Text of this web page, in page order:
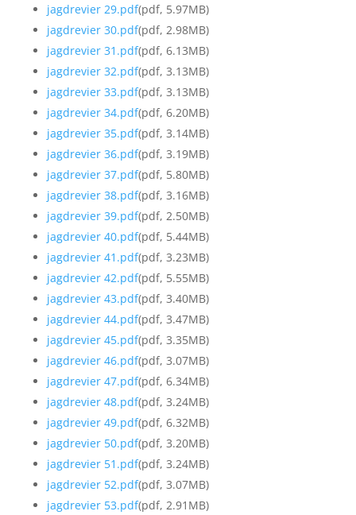
jagdrevier 29.pdf(pdf, 5.97MB)
jagdrevier 30.pdf(pdf, 2.98MB)
jagdrevier 31.pdf(pdf, 6.13MB)
jagdrevier 32.pdf(pdf, 3.13MB)
jagdrevier 33.pdf(pdf, 3.13MB)
jagdrevier 34.pdf(pdf, 6.20MB)
jagdrevier 35.pdf(pdf, 3.14MB)
jagdrevier 36.pdf(pdf, 3.19MB)
jagdrevier 37.pdf(pdf, 5.80MB)
jagdrevier 38.pdf(pdf, 3.16MB)
jagdrevier 39.pdf(pdf, 2.50MB)
jagdrevier 40.pdf(pdf, 5.44MB)
jagdrevier 41.pdf(pdf, 3.23MB)
jagdrevier 42.pdf(pdf, 5.55MB)
jagdrevier 43.pdf(pdf, 3.40MB)
jagdrevier 44.pdf(pdf, 3.47MB)
jagdrevier 45.pdf(pdf, 3.35MB)
jagdrevier 46.pdf(pdf, 3.07MB)
jagdrevier 47.pdf(pdf, 6.34MB)
jagdrevier 48.pdf(pdf, 3.24MB)
jagdrevier 49.pdf(pdf, 6.32MB)
jagdrevier 50.pdf(pdf, 3.20MB)
jagdrevier 51.pdf(pdf, 3.24MB)
jagdrevier 52.pdf(pdf, 3.07MB)
jagdrevier 53.pdf(pdf, 2.91MB)